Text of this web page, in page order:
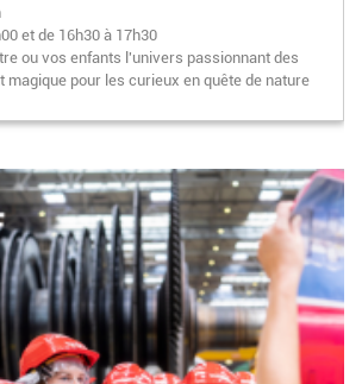
et de 16h30 à 17h30
ou vos enfants l'univers passionnant des
magique pour les curieux en quête de nature